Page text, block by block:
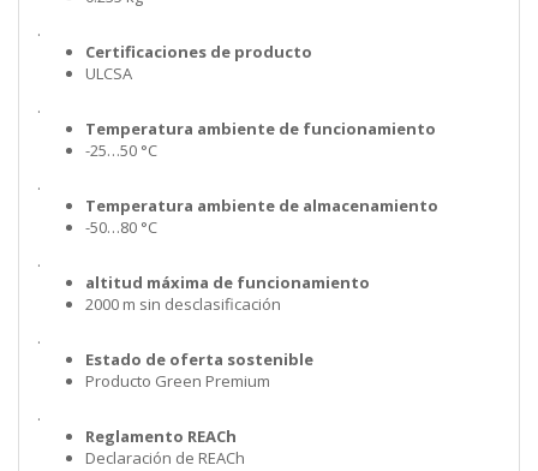
.
Certificaciones de producto
ULCSA
.
Temperatura ambiente de funcionamiento
-25…50 °C
.
Temperatura ambiente de almacenamiento
-50…80 °C
.
altitud máxima de funcionamiento
2000 m sin desclasificación
.
Estado de oferta sostenible
Producto Green Premium
.
Reglamento REACh
Declaración de REACh